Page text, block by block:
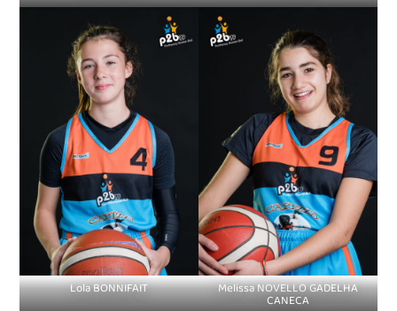
Lola BONNIFAIT Melissa NOVELLO GADELHA
CANECA